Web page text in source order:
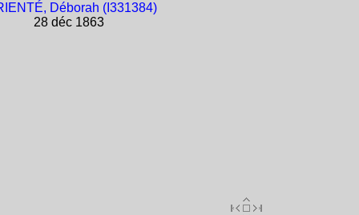
Déborah (I331384)
28 déc 1863